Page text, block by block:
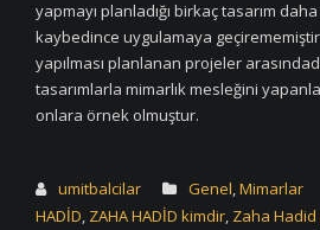
yapmayı planladığı birkaç tasarım
kaybedince uygulamaya
yapılması planlanan projeler
tasarımlarla mimarlık mesleğini
onlara örnek olmuştur.
umitbalcilar Genel,Mimarlar
HADİD, ZAHA HADİD kimdir, Zaha